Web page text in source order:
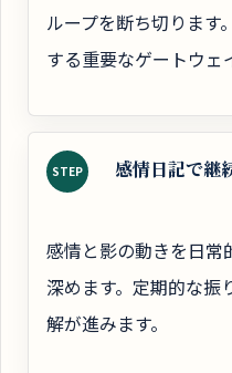
ループを断ち切ります
する重要なゲートウェ
STEP 感情日記で継
感情と影の動きを日常
深めます。定期的な振
解が進みます。